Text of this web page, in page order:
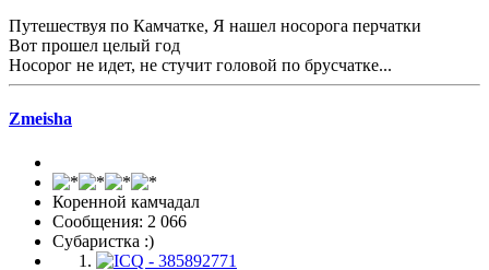
Путешествуя по Камчатке, Я нашел носорога перчатки
Вот прошел целый год
Носорог не идет, не стучит головой по брусчатке...
Zmeisha
Коренной камчадал
Сообщения: 2 066
Субаристка :)